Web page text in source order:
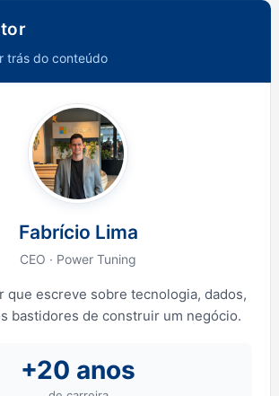
trás do conteúdo
Fabrício Lima
CEO · Power Tuning
que escreve sobre tecnologia, dados,
bastidores de construir um negócio.
+20 anos